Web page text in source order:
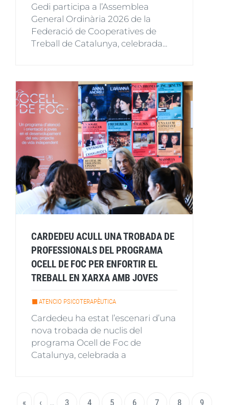
Gedi participa a l’Assemblea
General Ordinària 2026 de la
Federació de Cooperatives de
Treball de Catalunya, celebrada...
CARDEDEU ACULL UNA TROBADA DE
PROFESSIONALS DEL PROGRAMA
OCELL DE FOC PER ENFORTIR EL
TREBALL EN XARXA AMB JOVES
ATENCIO PSICOTERAPÈUTICA
Cardedeu ha estat l’escenari d’una
nova trobada de nuclis del
programa Ocell de Foc de
Catalunya, celebrada a
Paginació
Primera
«
Pàgina
‹ … Page
3 Page
4 Page
5 Page
6
Pàgina
7 Page
8 Page
9